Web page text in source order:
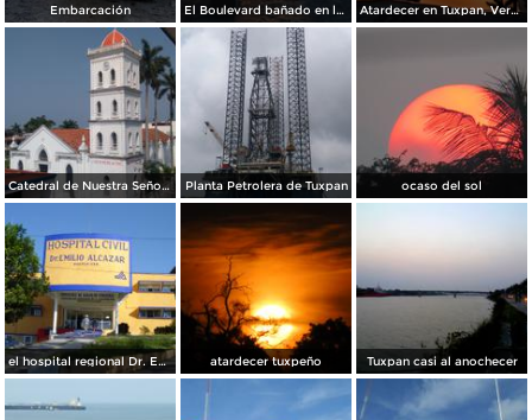
Embarcación El Boulevard bañado en luz del sol. Atardecer en Tuxpan, Veracruz.
Catedral de Nuestra Señora de la Asunción Planta Petrolera de Tuxpan ocaso del sol
el hospital regional Dr. Emilio Alcazar de sesver tuxpan, ver. atardecer tuxpeño Tuxpan casi al anochecer